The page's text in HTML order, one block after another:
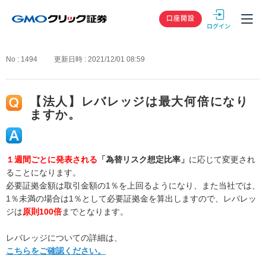
GMOクリック
口座開設
No : 1494 更新日時 : 2021/12/01 08:59
【法人】レバレッジは最大何倍になり
ますか。
１週間ごとに発表される 「為替リスク想定比率」 に応じて変更され
ることになります。
必要証拠金額は取引金額の1％を上回るようになり、また当社では、
1％未満の場合は1％として必要証拠金を算出しますので、レバレッ
ジは原則100倍までとなります。
レバレッジについての詳細は、
こちらをご確認ください。